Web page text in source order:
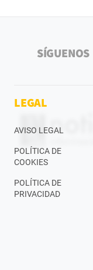
SÍGUENOS
LEGAL
AVISO LEGAL
POLÍTICA DE
COOKIES
POLÍTICA DE
PRIVACIDAD